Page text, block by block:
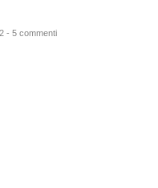
- 5 commenti